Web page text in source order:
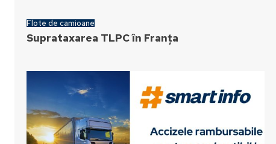
Flote de camioane
Suprataxarea TLPC în Franța